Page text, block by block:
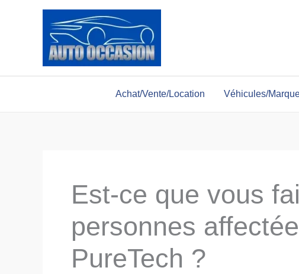
Achat/Vente/Location Véhicules/
Est-ce que vous
personnes
PureTech ?